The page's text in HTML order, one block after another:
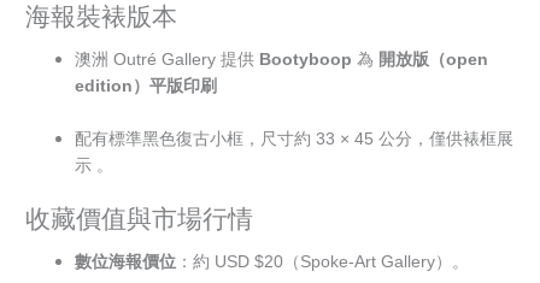
海報裝裱版本
澳洲 Outré Gallery 提供 Bootyboop 為 開放版（open
edition）平版印刷
配有標準黑色復古小框，尺寸約 33 × 45 公分，僅供裱框展
示 。
收藏價值與市場行情
數位海報價位 ：約 USD $20（Spoke-Art Gallery）。